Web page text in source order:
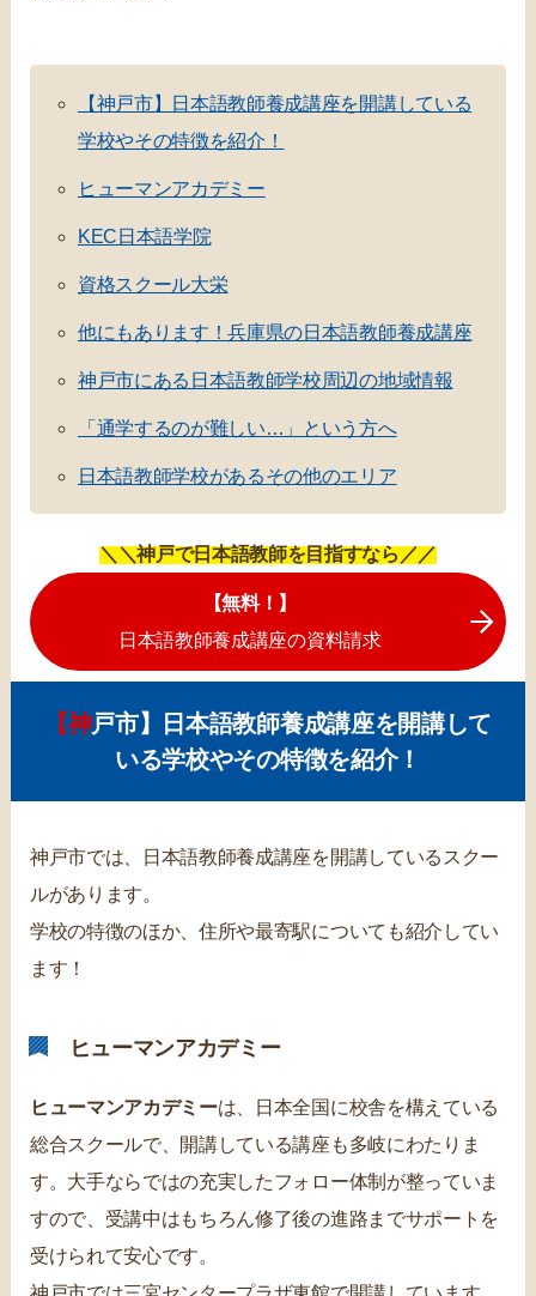
【神戸市】日本語教師養成講座を開講している
学校やその特徴を紹介！
ヒューマンアカデミー
KEC日本語学院
資格スクール大栄
他にもあります！兵庫県の日本語教師養成講座
神戸市にある日本語教師学校周辺の地域情報
「通学するのが難しい…」という方へ
日本語教師学校があるその他のエリア
＼＼神戸で日本語教師を目指すなら／／
【無料！】
日本語教師養成講座の資料請求
【神戸市】日本語教師養成講座を開講して
いる学校やその特徴を紹介！
神戸市では、日本語教師養成講座を開講しているスクー
ルがあります。
学校の特徴のほか、住所や最寄駅についても紹介してい
ます！
ヒューマンアカデミー
ヒューマンアカデミーは、日本全国に校舎を構えている
総合スクールで、開講している講座も多岐にわたりま
す。大手ならではの充実したフォロー体制が整っていま
すので、受講中はもちろん修了後の進路までサポートを
受けられて安心です。